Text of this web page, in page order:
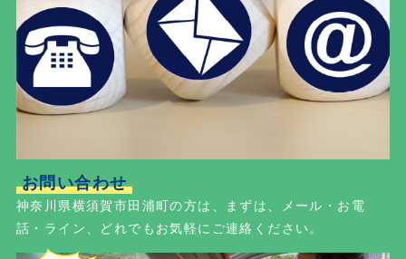
お問い合わせ
神奈川県横須賀市田浦町の方は、まずは、メール・お電
話・ライン、どれでもお気軽にご連絡ください。